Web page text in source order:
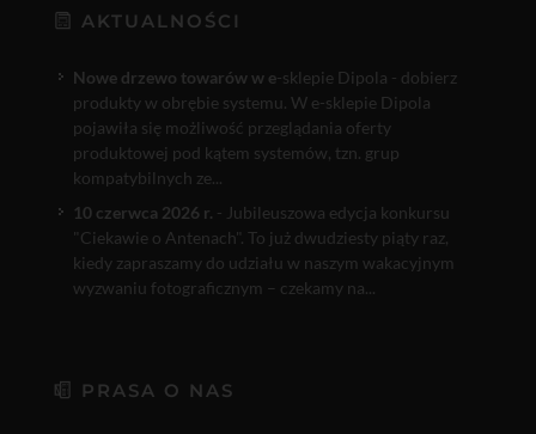
AKTUALNOŚCI
Nowe drzewo towarów w e-sklepie Dipola - dobierz
produkty w obrębie systemu. W e-sklepie Dipola
pojawiła się możliwość przeglądania oferty
produktowej pod kątem systemów, tzn. grup
kompatybilnych ze...
10 czerwca 2026 r. - Jubileuszowa edycja konkursu
"Ciekawie o Antenach". To już dwudziesty piąty raz,
kiedy zapraszamy do udziału w naszym wakacyjnym
wyzwaniu fotograficznym – czekamy na...
PRASA O NAS